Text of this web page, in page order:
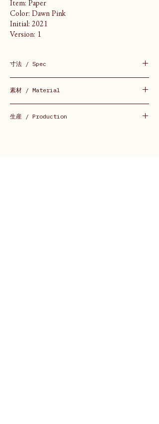
Item: Paper
Color: Dawn Pink
Initial: 2021
Version: 1
寸法 / Spec
素材 / Material
生産 / Production